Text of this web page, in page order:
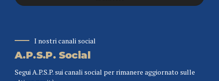
I nostri canali social
A.P.S.P. Social
Segui A.P.S.P. sui canali social per rimanere aggiornato sulle